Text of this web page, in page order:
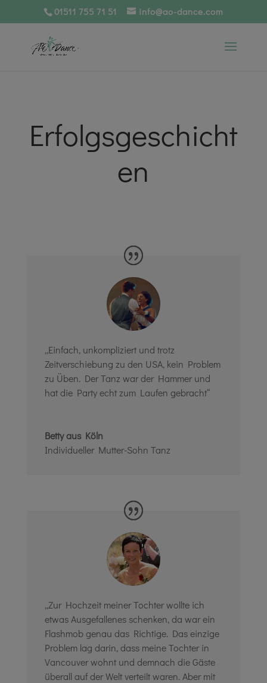
01511 755 71 51 info@ao-dance.com
Erfolgsgeschicht
en
„Einfach, unkompliziert und trotz
Zeitverschiebung zu den USA, kein Problem
zu Üben. Der Tanz war der Hammer und
hat die Party echt zum Laufen gebracht“
Betty aus Köln
Individueller Mutter-Sohn Tanz
„Zur Hochzeit meiner Tochter wollte ich
etwas Ausgefallenes schenken, da war ein
Flashmob genau das Richtige. Das einzige
Problem lag darin, dass meine Tochter in
Vancouver wohnt und demnach die Gäste
überall auf der Welt verteilt waren. Aber mit